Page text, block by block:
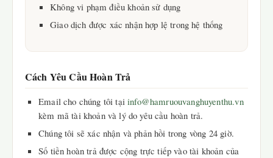
Không vi phạm điều khoản sử dụng
Giao dịch được xác nhận hợp lệ trong hệ thống
Cách Yêu Cầu Hoàn Trả
Email cho chúng tôi tạiinfo@hamruouvanghuyenthu.vn
kèm mã tài khoản và lý do yêu cầu hoàn trả.
Chúng tôi sẽ xác nhận và phản hồi trong vòng 24 giờ.
Số tiền hoàn trả được cộng trực tiếp vào tài khoản của